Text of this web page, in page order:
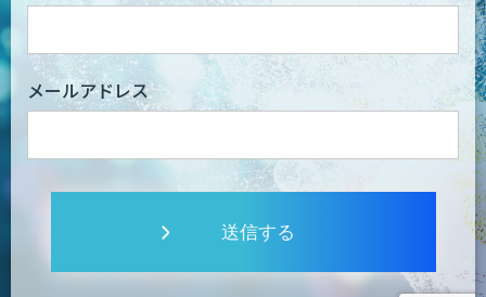
メールアドレス
送信する